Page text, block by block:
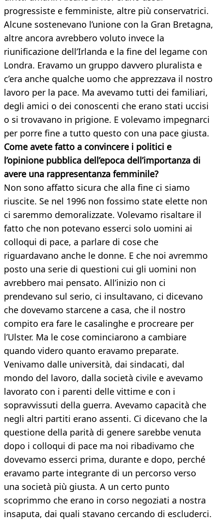
progressiste e femministe, altre più conservatrici.
Alcune sostenevano l’unione con la Gran Bretagna,
altre ancora avrebbero voluto invece la
riunificazione dell’Irlanda e la fine del legame con
Londra. Eravamo un gruppo davvero pluralista e
c’era anche qualche uomo che apprezzava il nostro
lavoro per la pace. Ma avevamo tutti dei familiari,
degli amici o dei conoscenti che erano stati uccisi
o si trovavano in prigione. E volevamo impegnarci
per porre fine a tutto questo con una pace giusta.
Come avete fatto a convincere i politici e
l’opinione pubblica dell’epoca dell’importanza di
avere una rappresentanza femminile?
Non sono affatto sicura che alla fine ci siamo
riuscite. Se nel 1996 non fossimo state elette non
ci saremmo demoralizzate. Volevamo risaltare il
fatto che non potevano esserci solo uomini ai
colloqui di pace, a parlare di cose che
riguardavano anche le donne. E che noi avremmo
posto una serie di questioni cui gli uomini non
avrebbero mai pensato. All’inizio non ci
prendevano sul serio, ci insultavano, ci dicevano
che dovevamo starcene a casa, che il nostro
compito era fare le casalinghe e procreare per
l’Ulster. Ma le cose cominciarono a cambiare
quando videro quanto eravamo preparate.
Venivamo dalle università, dai sindacati, dal
mondo del lavoro, dalla società civile e avevamo
lavorato con i parenti delle vittime e con i
sopravvissuti della guerra. Avevamo capacità che
negli altri partiti erano assenti. Ci dicevano che la
questione della parità di genere sarebbe venuta
dopo i colloqui di pace ma noi ribadivamo che
dovevamo esserci prima, durante e dopo, perché
eravamo parte integrante di un percorso verso
una società più giusta. A un certo punto
scoprimmo che erano in corso negoziati a nostra
insaputa, dai quali stavano cercando di escluderci.